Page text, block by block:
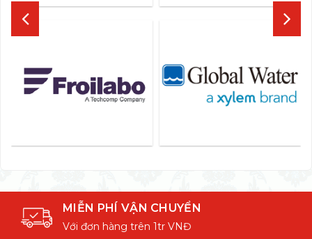
MIỄN PHÍ VẬN CHUYỂN
Với đơn hàng trên 1tr VNĐ